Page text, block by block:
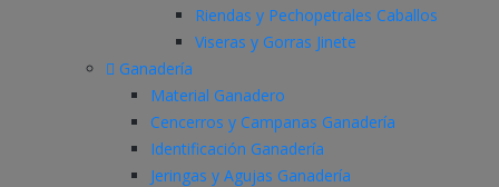
Riendas y Pechopetrales Caballos
Viseras y Gorras Jinete
Ganadería
Material Ganadero
Cencerros y Campanas Ganadería
Identificación Ganadería
Jeringas y Agujas Ganadería